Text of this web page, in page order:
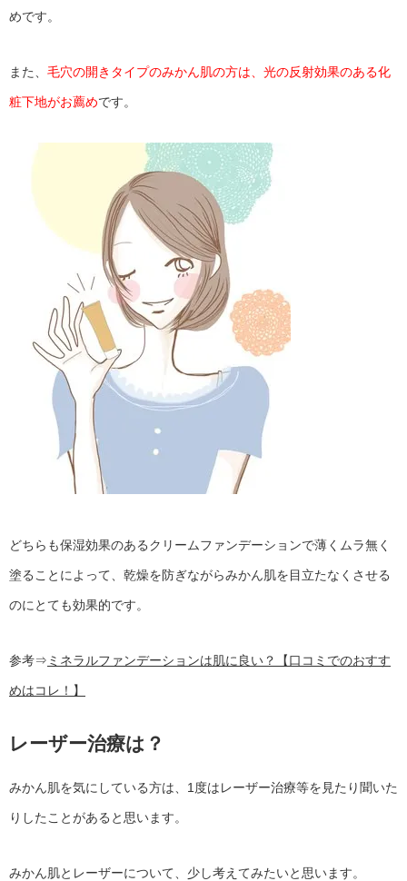
めです。
また、 毛穴の開きタイプのみかん肌の方は、光の反射効果のある化
粧下地がお薦めです。
どちらも保湿効果のあるクリームファンデーションで薄くムラ無く
塗ることによって、乾燥を防ぎながらみかん肌を目立たなくさせる
のにとても効果的です。
参考⇒ ミネラルファンデーションは肌に良い？【口コミでのおすす
めはコレ！】
レーザー治療は？
みかん肌を気にしている方は、1度はレーザー治療等を見たり聞いた
りしたことがあると思います。
みかん肌とレーザーについて、少し考えてみたいと思います。